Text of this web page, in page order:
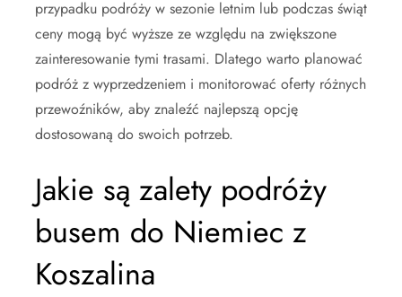
przypadku podróży w sezonie letnim lub podczas świąt
ceny mogą być wyższe ze względu na zwiększone
zainteresowanie tymi trasami. Dlatego warto planować
podróż z wyprzedzeniem i monitorować oferty różnych
przewoźników, aby znaleźć najlepszą opcję
dostosowaną do swoich potrzeb.
Jakie są zalety podróży
busem do Niemiec z
Koszalina